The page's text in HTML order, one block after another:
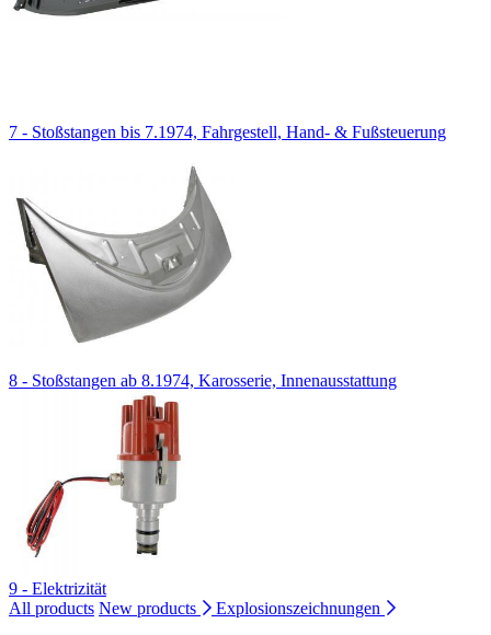
7 - Stoßstangen bis 7.1974, Fahrgestell, Hand- & Fußsteuerung
8 - Stoßstangen ab 8.1974, Karosserie, Innenausstattung
9 - Elektrizität
All products New products
Explosionszeichnungen